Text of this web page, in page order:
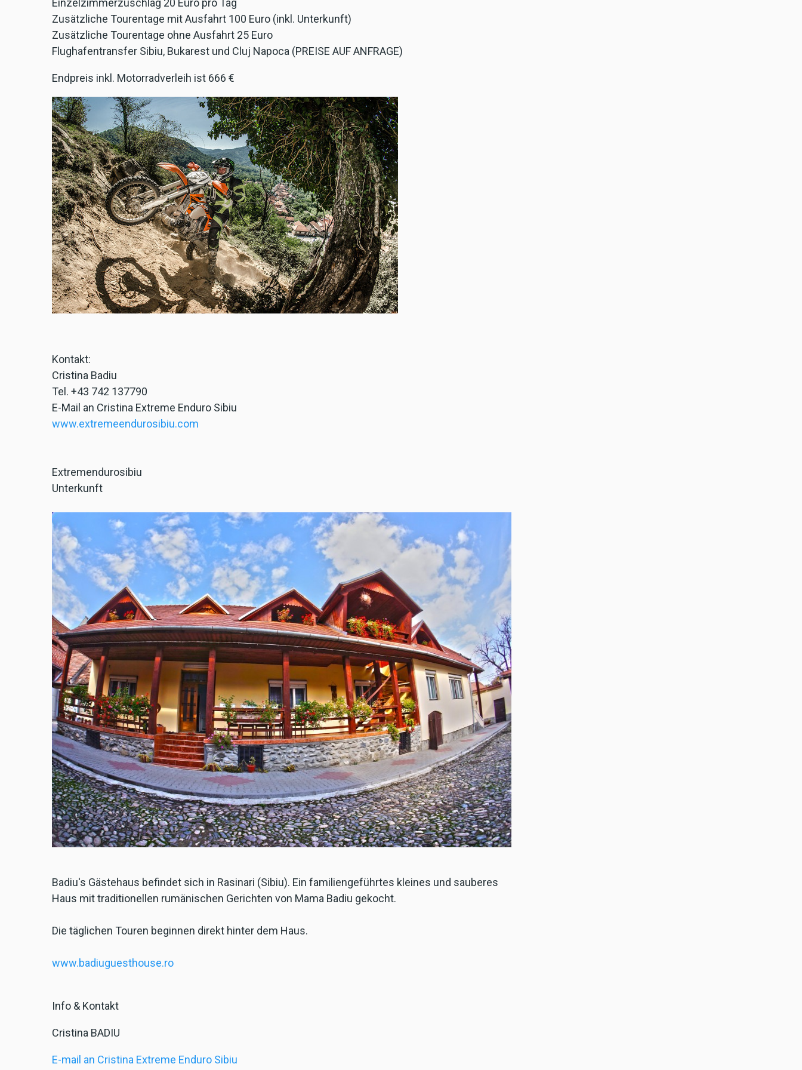
Einzelzimmerzuschlag 20 Euro pro Tag
Zusätzliche Tourentage mit Ausfahrt 100 Euro (inkl. Unterkunft)
Zusätzliche Tourentage ohne Ausfahrt 25 Euro
Flughafentransfer Sibiu, Bukarest und Cluj Napoca (PREISE AUF ANFRAGE)
Endpreis inkl. Motorradverleih ist 666 €
Kontakt:
Cristina Badiu
Tel. +43 742 137790
E-Mail an Cristina Extreme Enduro Sibiu
www.extremeendurosibiu.com
Extremendurosibiu
Unterkunft
Badiu's Gästehaus befindet sich in Rasinari (Sibiu). Ein familiengeführtes kleines und sauberes
Haus mit traditionellen rumänischen Gerichten von Mama Badiu gekocht.
Die täglichen Touren beginnen direkt hinter dem Haus.
www.badiuguesthouse.ro
Info & Kontakt
Cristina BADIU
E-mail an Cristina Extreme Enduro Sibiu